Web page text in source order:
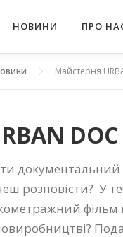
НОВИНИ ПРО
Майстерня
DOС
документальний
розповісти? У
фільм